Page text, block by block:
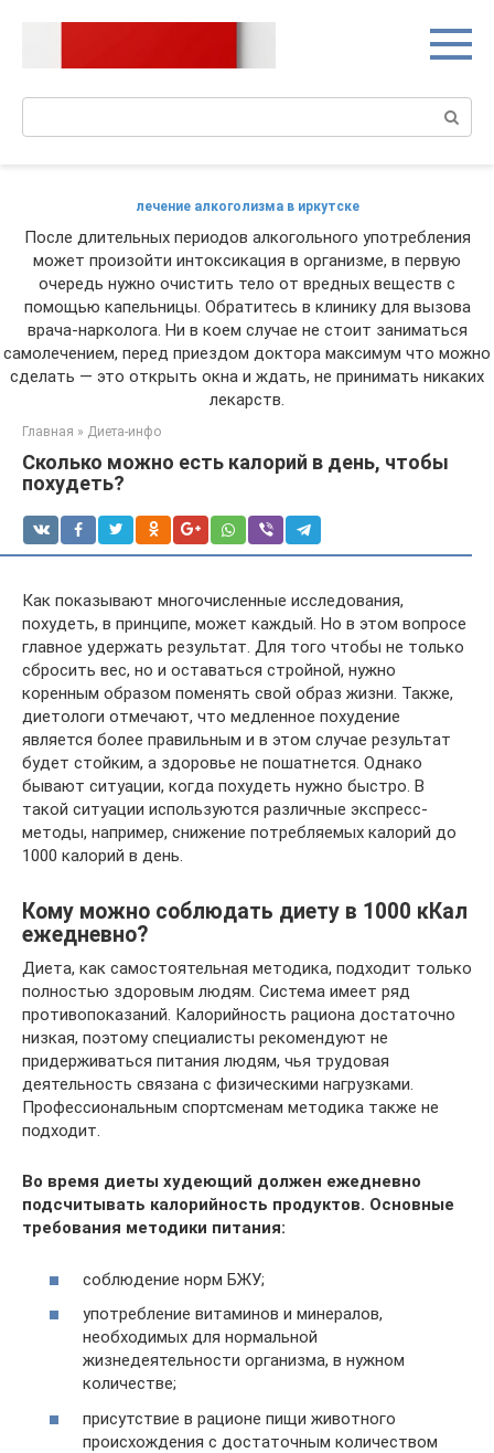
лечение алкоголизма в иркутске
После длительных периодов алкогольного употребления
может произойти интоксикация в организме, в первую
очередь нужно очистить тело от вредных веществ с
помощью капельницы. Обратитесь в клинику для вызова
врача-нарколога. Ни в коем случае не стоит заниматься
самолечением, перед приездом доктора максимум что можно
сделать — это открыть окна и ждать, не принимать никаких
лекарств.
Главная » Диета-инфо
Сколько можно есть калорий в день, чтобы
похудеть?
Как показывают многочисленные исследования,
похудеть, в принципе, может каждый. Но в этом вопросе
главное удержать результат. Для того чтобы не только
сбросить вес, но и оставаться стройной, нужно
коренным образом поменять свой образ жизни. Также,
диетологи отмечают, что медленное похудение
является более правильным и в этом случае результат
будет стойким, а здоровье не пошатнется. Однако
бывают ситуации, когда похудеть нужно быстро. В
такой ситуации используются различные экспресс-
методы, например, снижение потребляемых калорий до
1000 калорий в день.
Кому можно соблюдать диету в 1000 кКал
ежедневно?
Диета, как самостоятельная методика, подходит только
полностью здоровым людям. Система имеет ряд
противопоказаний. Калорийность рациона достаточно
низкая, поэтому специалисты рекомендуют не
придерживаться питания людям, чья трудовая
деятельность связана с физическими нагрузками.
Профессиональным спортсменам методика также не
подходит.
Во время диеты худеющий должен ежедневно
подсчитывать калорийность продуктов. Основные
требования методики питания:
соблюдение норм БЖУ;
употребление витаминов и минералов,
необходимых для нормальной
жизнедеятельности организма, в нужном
количестве;
присутствие в рационе пищи животного
происхождения с достаточным количеством